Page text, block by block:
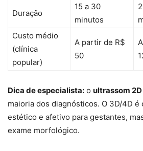
Duração
15 a 30
minutos
Custo médio
(clínica
popular)
A partir de R$
50
Dica de especialista: o ultrassom 2D
maioria dos diagnósticos. O 3D/4D
estético e afetivo para gestantes,
exame morfológico.